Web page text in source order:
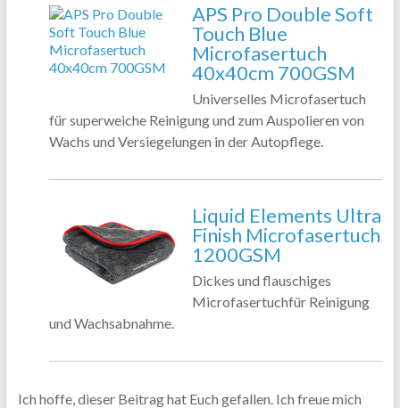
APS Pro Double Soft
Touch Blue
Microfasertuch
40x40cm 700GSM
Universelles Microfasertuch
für superweiche Reinigung und zum Auspolieren von
Wachs und Versiegelungen in der Autopflege.
Liquid Elements Ultra
Finish Microfasertuch
1200GSM
Dickes und flauschiges
Microfasertuchfür Reinigung
und Wachsabnahme.
Ich hoffe, dieser Beitrag hat Euch gefallen. Ich freue mich